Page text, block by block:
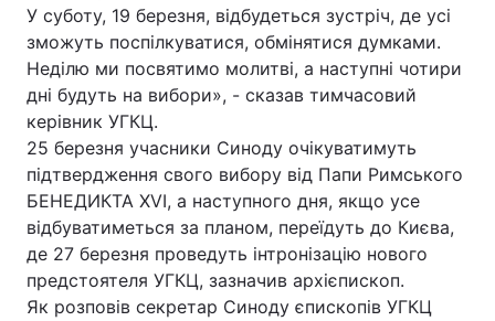
Головна
Україна Політика
Економіка Світ
Спорт Наука
Техно і зв'язок Лайт
Зброя Інциденти
У суботу, 19 березня, відбудеться зустріч, де усі
зможуть поспілкуватися, обмінятися думками.
Неділю ми посвятимо молитві, а наступні чотири
дні будуть на вибори», - сказав тимчасовий
керівник УГКЦ.
25 березня учасники Синоду очікуватимуть
підтвердження свого вибору від Папи Римського
БЕНЕДИКТА XVI, а наступного дня, якщо усе
відбуватиметься за планом, переїдуть до Києва,
де 27 березня проведуть інтронізацію нового
предстоятеля УГКЦ, зазначив архієпископ.
Як розповів секретар Синоду єпископів УГКЦ